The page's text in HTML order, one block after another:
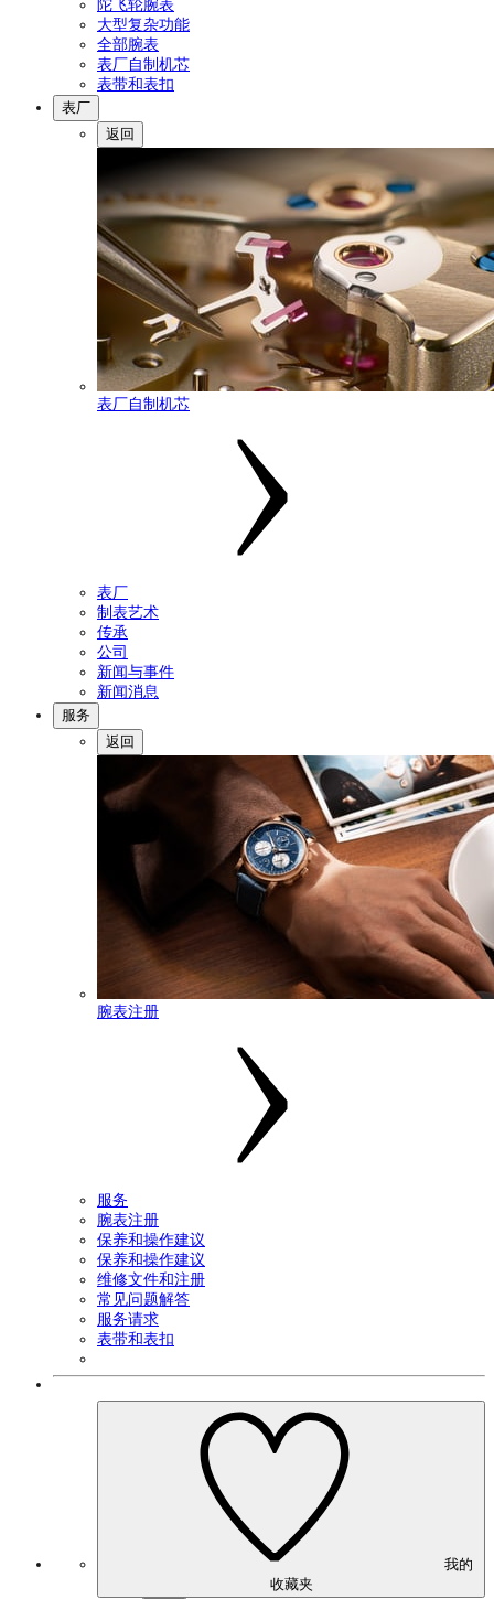
陀飞轮腕表
大型复杂功能
全部腕表
表厂自制机芯
表带和表扣
表厂
返回
表厂自制机芯
表厂
制表艺术
传承
公司
新闻与事件
新闻消息
服务
返回
腕表注册
服务
腕表注册
保养和操作建议
保养和操作建议
维修文件和注册
常见问题解答
服务请求
表带和表扣
收藏夹